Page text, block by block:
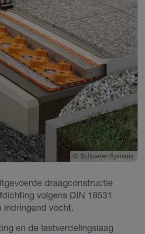
© Schlueter-Systems
draagconstructie
volgens DIN 18531
indringend vocht.
en de lastverdelingslaag